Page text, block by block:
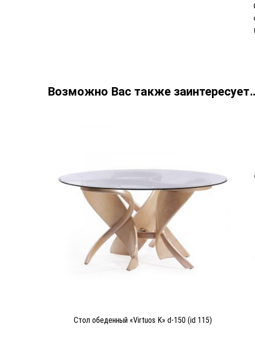
Возможно Вас также
Стол обеденный «Virtuos K» d-150 (id 115)